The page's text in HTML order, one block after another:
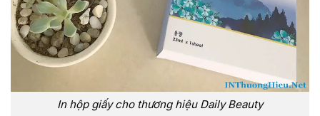
In hộp giấy cho thương hiệu Daily Beauty